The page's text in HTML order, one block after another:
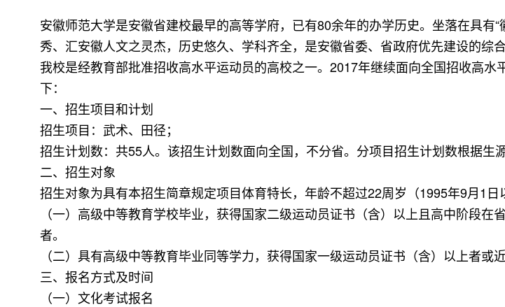
安徽师范大学是安徽省建校最早的高等学府，已有80余年的办学历史。坐落在具
秀、汇安徽人文之灵杰，历史悠久、学科齐全，是安徽省委、省政府优先建设的综
我校是经教育部批准招收高水平运动员的高校之一。2017年继续面向全国招收高
下：
一、招生项目和计划
招生项目：武术、田径；
招生计划数：共55人。该招生计划数面向全国，不分省。分项目招生计划数根据生
二、招生对象
招生对象为具有本招生简章规定项目体育特长，年龄不超过22周岁（1995年9月1日
（一）高级中等教育学校毕业，获得国家二级运动员证书（含）以上且高中阶段
者。
（二）具有高级中等教育毕业同等学力，获得国家一级运动员证书（含）以上者或
三、报名方式及时间
（一）文化考试报名